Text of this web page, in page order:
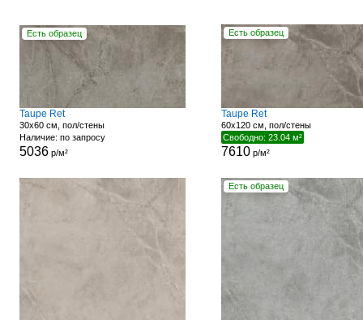
Есть образец
Taupe Ret
30x60 см, пол/стены
Наличие: по запросу
5036р/м²
Есть образец
Taupe Ret
60x120 см, пол/стены
Свободно: 23.04 м²
7610р/м²
Есть образец